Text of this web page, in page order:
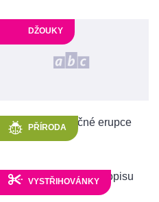
DŽOUKY
PŘÍRODA
VYSTŘIHOVÁNKY